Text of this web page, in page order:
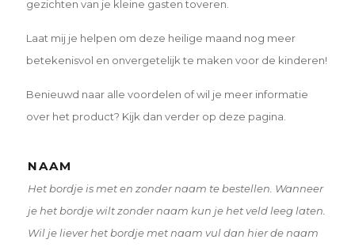
gezichten van je kleine gasten toveren.
Laat mij je helpen om deze heilige maand nog meer
betekenisvol en onvergetelijk te maken voor de kinderen!
Benieuwd naar alle voordelen of wil je meer informatie
over het product? Kijk dan verder op deze pagina.
NAAM
Het bordje is met en zonder naam te bestellen. Wanneer
je het bordje wilt zonder naam kun je het veld leeg laten.
Wil je liever het bordje met naam vul dan hier de naam